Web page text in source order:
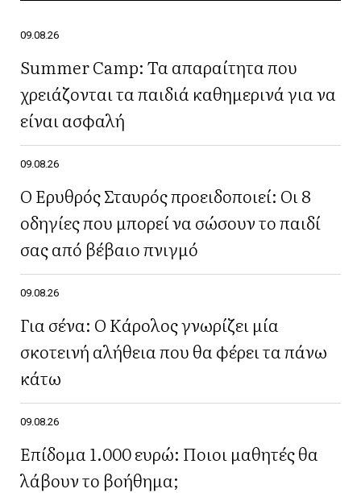
09.08.26
Summer Camp: Τα απαραίτητα που
χρειάζονται τα παιδιά καθημερινά για να
είναι ασφαλή
09.08.26
Ο Ερυθρός Σταυρός προειδοποιεί: Οι 8
οδηγίες που μπορεί να σώσουν το παιδί
σας από βέβαιο πνιγμό
09.08.26
Για σένα: Ο Κάρολος γνωρίζει μία
σκοτεινή αλήθεια που θα φέρει τα πάνω
κάτω
09.08.26
Επίδομα 1.000 ευρώ: Ποιοι μαθητές θα
λάβουν το βοήθημα;